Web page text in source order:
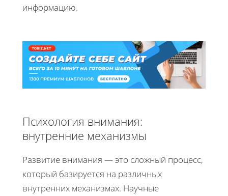
информацию.
Психология внимания:
внутренние механизмы
Развитие внимания — это сложный процесс,
который базируется на различных
внутренних механизмах. Научные